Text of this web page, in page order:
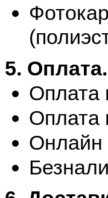
5. Оплата.
Оплата
Оплата
Онлайн